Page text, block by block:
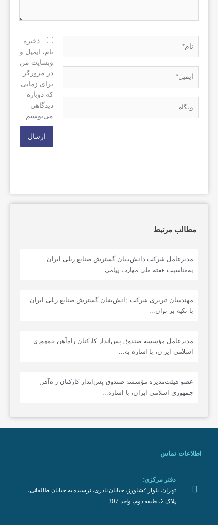
مطالب مرتبط
مدیرعامل شرکت دانش‌بنیان گسترش صنایع ریلی ایران
به‌مناسبت هفته ملی مهارت پیامی...
مهندسان تبریزی شرکت دانش‌بنیان گسترش صنایع ریلی ایران
با تکیه بر توان...
مدیرعامل مؤسسه صندوق پس‌انداز کارکنان راه‌آهن جمهوری
اسلامی ایران، با اشاره به...
عضو هیئت‌مدیره مؤسسه صندوق پس‌انداز کارکنان راه‌آهن
جمهوری اسلامی ایران، با اشاره...
ذخیره
نام، ایمیل و
وبسایت من
در مرورگر
برای زمانی
که دوباره
دیدگاهی
می‌نویسم.
اطلاعات تماس
دفتر مرکزی:
تهران، بلوار کشاورز، خیابان نادری، نرسیده به خیابان طالقانی،
پلاک 2، طبقه دوم، واحد 307